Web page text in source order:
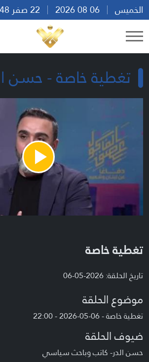
الخميس
08:37
تغطية خاصة - حسن
Play
Video
تغطية خاصة
تاريخ الحلقة: 2026-05-06
موضوع الحلقة
تغطية خاصة - 06-05-2026 - 22:00
ضيوف الحلقة
حسن الدر- كاتب وباحث سياسي